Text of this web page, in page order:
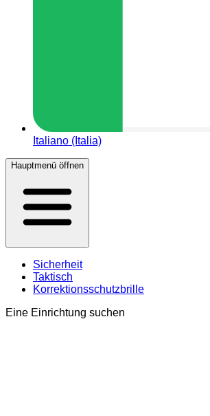
Italiano (Italia)
Hauptmenü öffnen
Sicherheit
Taktisch
Korrektionsschutzbrille
Eine Einrichtung suchen